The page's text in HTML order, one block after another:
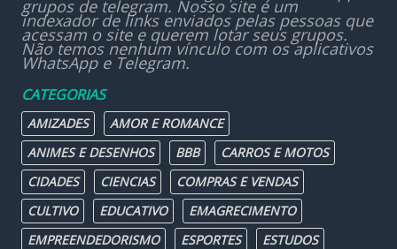
grupos de telegram. Nosso site é um
indexador de links enviados pelas pessoas que
acessam o site e querem lotar seus grupos.
Não temos nenhum vínculo com os aplicativos
WhatsApp e Telegram.
CATEGORIAS
AMIZADES
AMOR E ROMANCE
ANIMES E DESENHOS
BBB
CARROS E MOTOS
CIDADES
CIENCIAS
COMPRAS E VENDAS
CULTIVO
EDUCATIVO
EMAGRECIMENTO
EMPREENDEDORISMO
ESPORTES
ESTUDOS